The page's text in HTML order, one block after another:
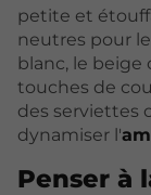
petite et
neutres pour
blanc, le beige
touches de
des serviettes
dynamiser l'
Penser à